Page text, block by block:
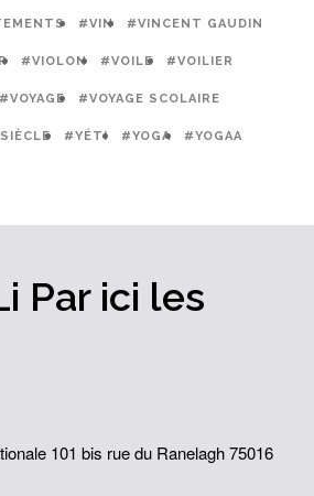
#VIN #VINCENT GAUDIN
#VIOLON #VOILE #VOILIER
#VOYAGE #VOYAGE SCOLAIRE
#YÉTI #YOGA #YOGAA
Par ici les
101 bis rue du Ranelagh75016